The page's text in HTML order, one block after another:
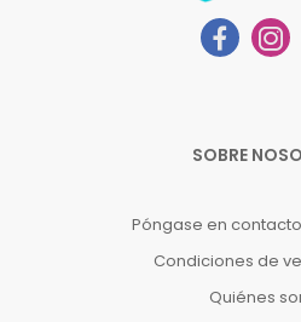
SOBRE
Póngase en
Condiciones de
Quiénes